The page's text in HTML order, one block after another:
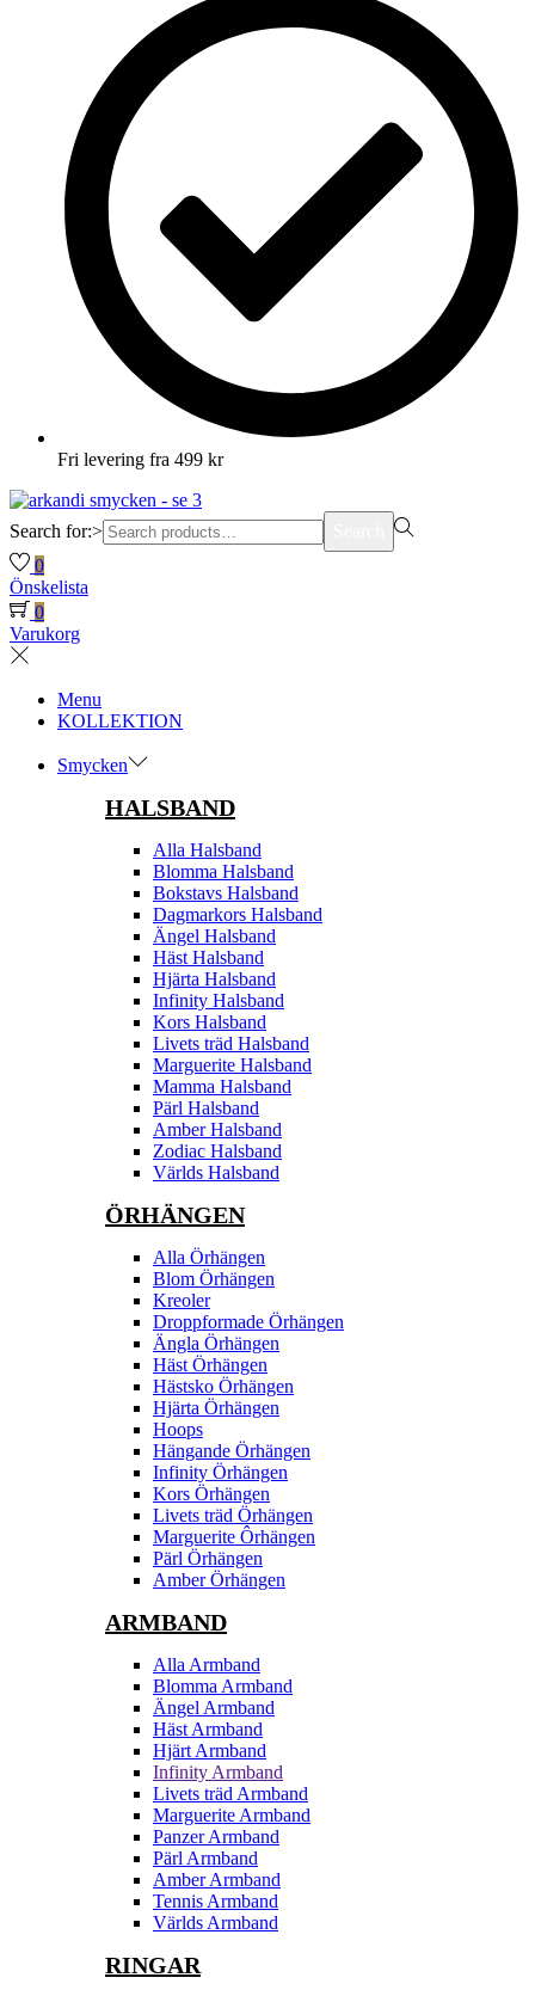
Fri levering fra 499 kr
Search for:>
0
Önskelista
0
Varukorg
Menu
KOLLEKTION
Smycken
HALSBAND
Alla Halsband
Blomma Halsband
Bokstavs Halsband
Dagmarkors Halsband
Ängel Halsband
Häst Halsband
Hjärta Halsband
Infinity Halsband
Kors Halsband
Livets träd Halsband
Marguerite Halsband
Mamma Halsband
Pärl Halsband
Amber Halsband
Zodiac Halsband
Världs Halsband
ÖRHÄNGEN
Alla Örhängen
Blom Örhängen
Kreoler
Droppformade Örhängen
Ängla Örhängen
Häst Örhängen
Hästsko Örhängen
Hjärta Örhängen
Hoops
Hängande Örhängen
Infinity Örhängen
Kors Örhängen
Livets träd Örhängen
Marguerite Ôrhängen
Pärl Örhängen
Amber Örhängen
ARMBAND
Alla Armband
Blomma Armband
Ängel Armband
Häst Armband
Hjärt Armband
Infinity Armband
Livets träd Armband
Marguerite Armband
Panzer Armband
Pärl Armband
Amber Armband
Tennis Armband
Världs Armband
RINGAR